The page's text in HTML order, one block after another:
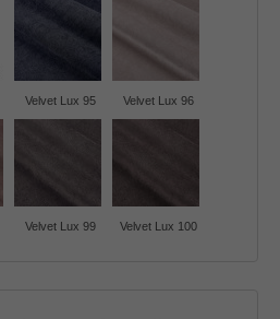
Velvet Lux 95 Velvet Lux 96
Velvet Lux 99 Velvet Lux 100